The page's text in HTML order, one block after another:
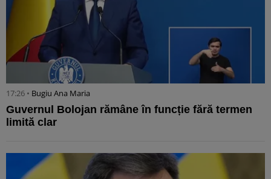
17:26 • Bugiu ⁠Ana Maria
Guvernul Bolojan rămâne în funcție fără termen
limită clar